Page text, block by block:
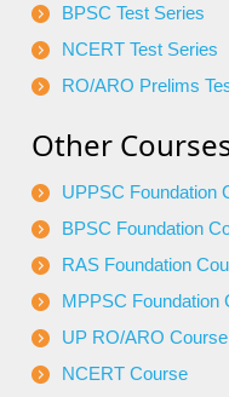
BPSC Test Series
NCERT Test Series
RO/ARO Prelims
Other
UPPSC Foundation
BPSC Foundation
RAS Foundation
MPPSC Foundation
UP RO/ARO
NCERT Course